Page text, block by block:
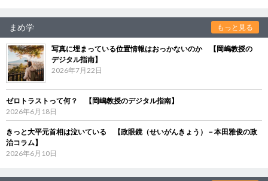
まめ学 もっと見る
写真に埋まっている位置情報はおっかないのか 【岡嶋教授の
デジタル指南】
2026年7月22日
ゼロトラストって何？ 【岡嶋教授のデジタル指南】
2026年6月18日
きっと大平元首相は泣いている 【政眼鏡（せいがんきょう）－本田雅俊の政
治コラム】
2026年6月10日